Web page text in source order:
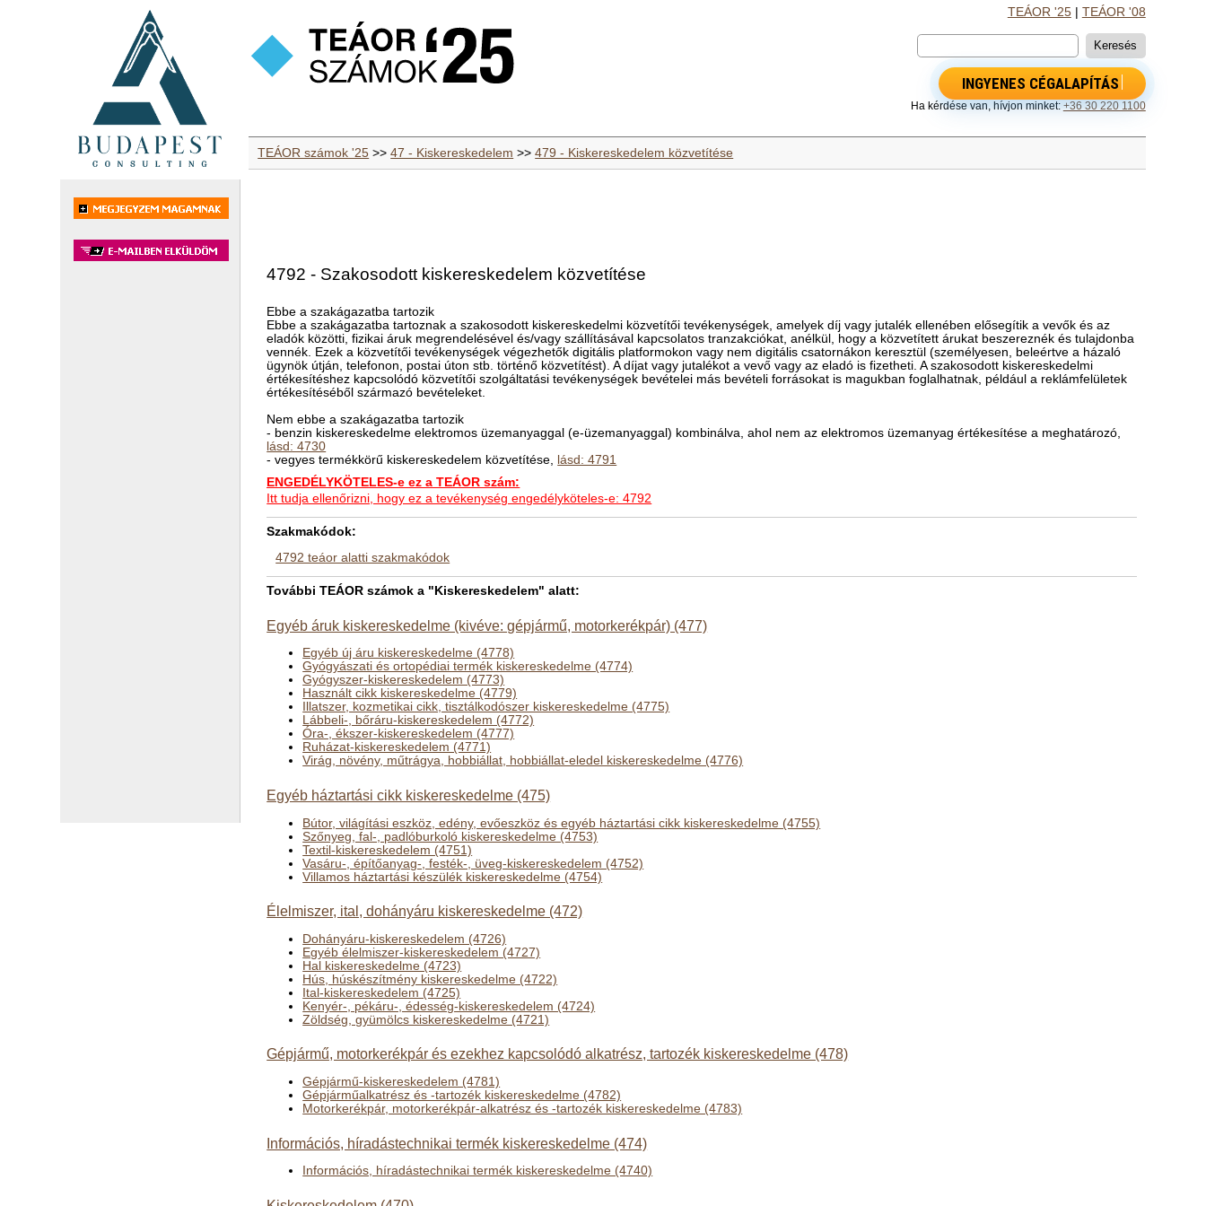
TEÁOR '25| TEÁOR '08
INGYENES CÉGALAPÍTÁS
Ha kérdése van, hívjon minket: +36 30 220 1100
TEÁOR számok '25 >>47 - Kiskereskedelem >>479 - Kiskereskedelem közvetítése
4792 - Szakosodott kiskereskedelem közvetítése
Ebbe a szakágazatba tartozik
Ebbe a szakágazatba tartoznak a szakosodott kiskereskedelmi közvetítői tevékenységek, amelyek díj vagy jutalék ellenében elősegítik a vevők és az
eladók közötti, fizikai áruk megrendelésével és/vagy szállításával kapcsolatos tranzakciókat, anélkül, hogy a közvetített árukat beszereznék és tulajdonba
vennék. Ezek a közvetítői tevékenységek végezhetők digitális platformokon vagy nem digitális csatornákon keresztül (személyesen, beleértve a házaló
ügynök útján, telefonon, postai úton stb. történő közvetítést). A díjat vagy jutalékot a vevő vagy az eladó is fizetheti. A szakosodott kiskereskedelmi
értékesítéshez kapcsolódó közvetítői szolgáltatási tevékenységek bevételei más bevételi forrásokat is magukban foglalhatnak, például a reklámfelületek
értékesítéséből származó bevételeket.
Nem ebbe a szakágazatba tartozik
- benzin kiskereskedelme elektromos üzemanyaggal (e-üzemanyaggal) kombinálva, ahol nem az elektromos üzemanyag értékesítése a meghatározó,
lásd: 4730
- vegyes termékkörű kiskereskedelem közvetítése, lásd: 4791
ENGEDÉLYKÖTELES-e ez a TEÁOR szám:
Itt tudja ellenőrizni, hogy ez a tevékenység engedélyköteles-e: 4792
Szakmakódok:
4792 teáor alatti szakmakódok
További TEÁOR számok a "Kiskereskedelem" alatt:
Egyéb áruk kiskereskedelme (kivéve: gépjármű, motorkerékpár) (477)
Egyéb új áru kiskereskedelme (4778)
Gyógyászati és ortopédiai termék kiskereskedelme (4774)
Gyógyszer-kiskereskedelem (4773)
Használt cikk kiskereskedelme (4779)
Illatszer, kozmetikai cikk, tisztálkodószer kiskereskedelme (4775)
Lábbeli-, bőráru-kiskereskedelem (4772)
Óra-, ékszer-kiskereskedelem (4777)
Ruházat-kiskereskedelem (4771)
Virág, növény, műtrágya, hobbiállat, hobbiállat-eledel kiskereskedelme (4776)
Egyéb háztartási cikk kiskereskedelme (475)
Bútor, világítási eszköz, edény, evőeszköz és egyéb háztartási cikk kiskereskedelme (4755)
Szőnyeg, fal-, padlóburkoló kiskereskedelme (4753)
Textil-kiskereskedelem (4751)
Vasáru-, építőanyag-, festék-, üveg-kiskereskedelem (4752)
Villamos háztartási készülék kiskereskedelme (4754)
Élelmiszer, ital, dohányáru kiskereskedelme (472)
Dohányáru-kiskereskedelem (4726)
Egyéb élelmiszer-kiskereskedelem (4727)
Hal kiskereskedelme (4723)
Hús, húskészítmény kiskereskedelme (4722)
Ital-kiskereskedelem (4725)
Kenyér-, pékáru-, édesség-kiskereskedelem (4724)
Zöldség, gyümölcs kiskereskedelme (4721)
Gépjármű, motorkerékpár és ezekhez kapcsolódó alkatrész, tartozék kiskereskedelme (478)
Gépjármű-kiskereskedelem (4781)
Gépjárműalkatrész és -tartozék kiskereskedelme (4782)
Motorkerékpár, motorkerékpár-alkatrész és -tartozék kiskereskedelme (4783)
Információs, híradástechnikai termék kiskereskedelme (474)
Információs, híradástechnikai termék kiskereskedelme (4740)